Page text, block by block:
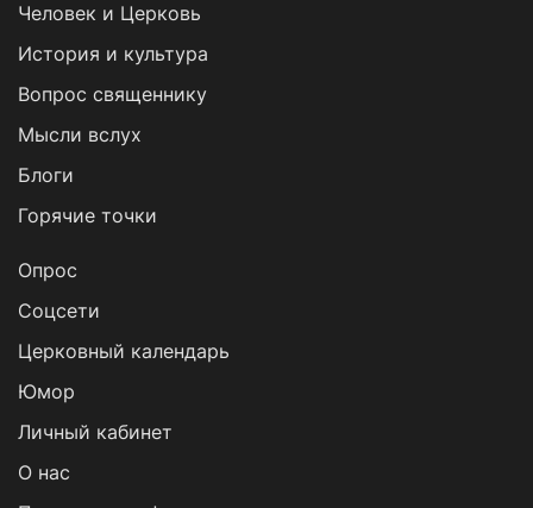
Человек и Церковь
История и культура
Вопрос священнику
Мысли вслух
Блоги
Горячие точки
Опрос
Cоцсети
Церковный календарь
Юмор
Личный кабинет
О нас